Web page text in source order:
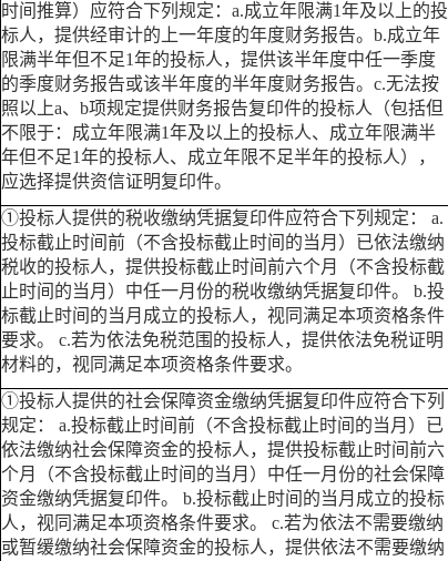
时间推算）应符合下列规定：a.成立年限满1年及以上的投
标人，提供经审计的上一年度的年度财务报告。b.成立年
限满半年但不足1年的投标人，提供该半年度中任一季度
的季度财务报告或该半年度的半年度财务报告。c.无法按
照以上a、b项规定提供财务报告复印件的投标人（包括但
不限于：成立年限满1年及以上的投标人、成立年限满半
年但不足1年的投标人、成立年限不足半年的投标人），
应选择提供资信证明复印件。
①投标人提供的税收缴纳凭据复印件应符合下列规定： a.
投标截止时间前（不含投标截止时间的当月）已依法缴纳
税收的投标人，提供投标截止时间前六个月（不含投标截
止时间的当月）中任一月份的税收缴纳凭据复印件。 b.投
标截止时间的当月成立的投标人，视同满足本项资格条件
要求。 c.若为依法免税范围的投标人，提供依法免税证明
材料的，视同满足本项资格条件要求。
①投标人提供的社会保障资金缴纳凭据复印件应符合下列
规定： a.投标截止时间前（不含投标截止时间的当月）已
依法缴纳社会保障资金的投标人，提供投标截止时间前六
个月（不含投标截止时间的当月）中任一月份的社会保障
资金缴纳凭据复印件。 b.投标截止时间的当月成立的投标
人，视同满足本项资格条件要求。 c.若为依法不需要缴纳
或暂缓缴纳社会保障资金的投标人，提供依法不需要缴纳